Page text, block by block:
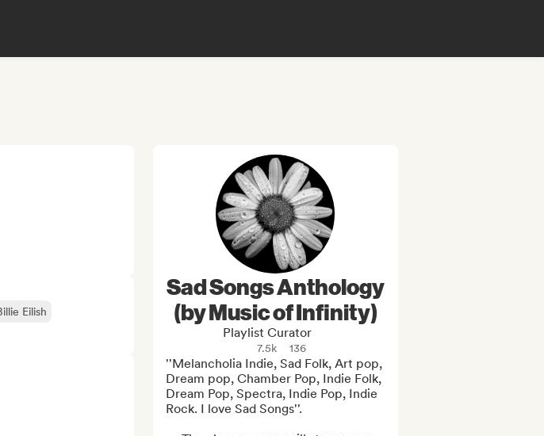
Eilish
Sad Songs Anthology
(by Music of Infinity)
Playlist Curator
7.5k 136
''Melancholia Indie, Sad Folk, Art pop,
Dream pop, Chamber Pop, Indie Folk,
Dream Pop, Spectra, Indie Pop, Indie
Rock. I love Sad Songs''.